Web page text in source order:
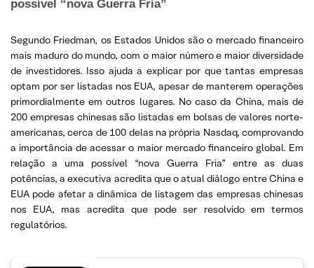
possível “nova Guerra Fria”
Segundo Friedman, os Estados Unidos são o mercado financeiro
mais maduro do mundo, com o maior número e maior diversidade
de investidores. Isso ajuda a explicar por que tantas empresas
optam por ser listadas nos EUA, apesar de manterem operações
primordialmente em outros lugares. No caso da China, mais de
200 empresas chinesas são listadas em bolsas de valores norte-
americanas, cerca de 100 delas na própria Nasdaq, comprovando
a importância de acessar o maior mercado financeiro global. Em
relação a uma possível “nova Guerra Fria” entre as duas
potências, a executiva acredita que o atual diálogo entre China e
EUA pode afetar a dinâmica de listagem das empresas chinesas
nos EUA, mas acredita que pode ser resolvido em termos
regulatórios.